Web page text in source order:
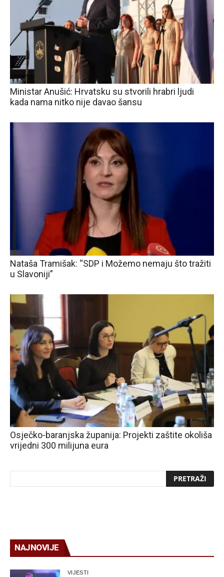
Ministar Anušić: Hrvatsku su stvorili hrabri ljudi
kada nama nitko nije davao šansu
Nataša Tramišak: “SDP i Možemo nemaju što tražiti
u Slavoniji”
Osječko-baranjska županija: Projekti zaštite okoliša
vrijedni 300 milijuna eura
NAJNOVIJE
VIJESTI